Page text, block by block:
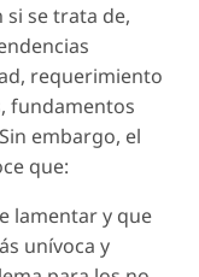
si se trata de,
requerimiento
fundamentos
embargo, el
que:
lamentar y que
unívoca y